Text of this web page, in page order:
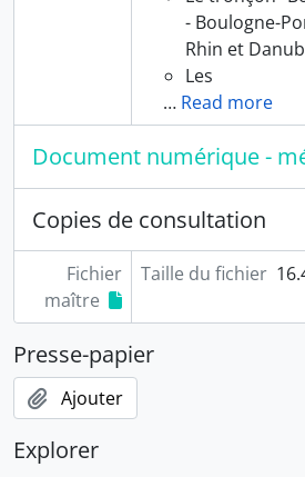
- Boulogne-
Rhin et
Les
… Read more
Document numérique -
Copies de consultation
Fichier
maître
Taille du fichier
Presse-papier
Ajouter
Explorer